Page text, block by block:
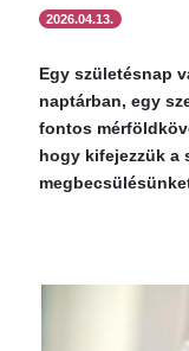
2026.04.13.
Egy születésnap
naptárban, egy
fontos
hogy kifejezzük a